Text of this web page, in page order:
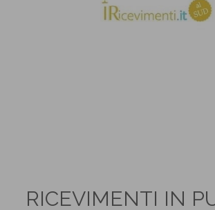
RICEVIMENTI IN